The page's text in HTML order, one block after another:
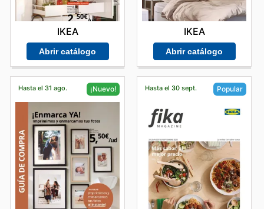
IKEA
Abrir catálogo
IKEA
Abrir catálogo
Hasta el 31 ago. ¡Nuevo! Hasta el 30 sept. Popular